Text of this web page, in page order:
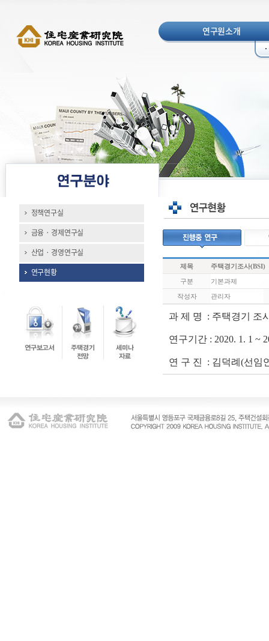
연구원소개
정책연구실
금융 · 경제연구실
산업 · 경영연구실
연구현황
제목 주택경기조사(BSI)
구분 기본과제
작성자 관리자
과 제 명 : 주택경기 조
연구기간 : 2020. 1. 1 ~
연 구 진 : 김덕례(선임